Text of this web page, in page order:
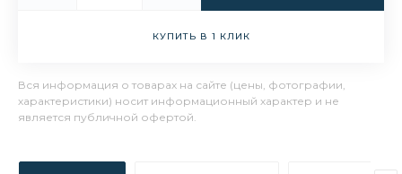
КУПИТЬ В 1 КЛИК
Вся информация о товарах на сайте (цены, фотографии,
характеристики) носит информационный характер и не
является публичной офертой.